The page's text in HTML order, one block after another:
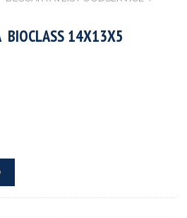
BIOCLASS 14X13X5